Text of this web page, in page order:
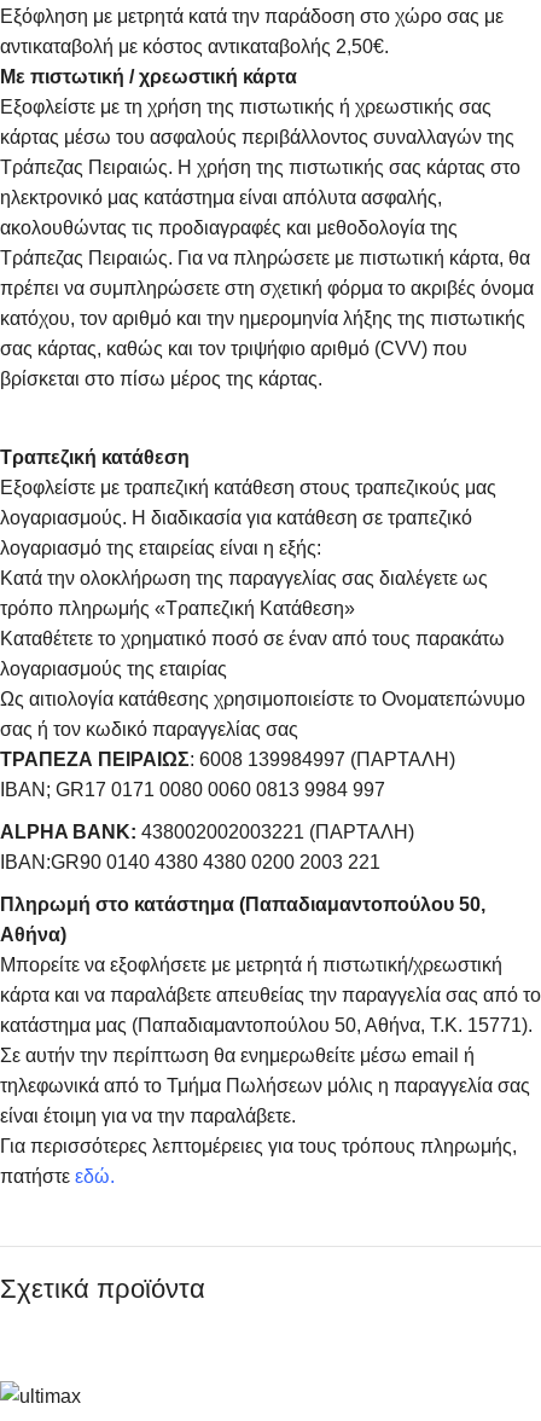
Εξόφληση με μετρητά κατά την παράδοση στο χώρο σας με
αντικαταβολή με κόστος αντικαταβολής 2,50€.
Με πιστωτική / χρεωστική κάρτα
Εξοφλείστε με τη χρήση της πιστωτικής ή χρεωστικής σας
κάρτας μέσω του ασφαλούς περιβάλλοντος συναλλαγών της
Τράπεζας Πειραιώς. Η χρήση της πιστωτικής σας κάρτας στο
ηλεκτρονικό μας κατάστημα είναι απόλυτα ασφαλής,
ακολουθώντας τις προδιαγραφές και μεθοδολογία της
Τράπεζας Πειραιώς. Για να πληρώσετε με πιστωτική κάρτα, θα
πρέπει να συμπληρώσετε στη σχετική φόρμα το ακριβές όνομα
κατόχου, τον αριθμό και την ημερομηνία λήξης της πιστωτικής
σας κάρτας, καθώς και τον τριψήφιο αριθμό (CVV) που
βρίσκεται στο πίσω μέρος της κάρτας.
Τραπεζική κατάθεση
Εξοφλείστε με τραπεζική κατάθεση στους τραπεζικούς μας
λογαριασμούς. Η διαδικασία για κατάθεση σε τραπεζικό
λογαριασμό της εταιρείας είναι η εξής:
Κατά την ολοκλήρωση της παραγγελίας σας διαλέγετε ως
τρόπο πληρωμής «Τραπεζική Κατάθεση»
Καταθέτετε το χρηματικό ποσό σε έναν από τους παρακάτω
λογαριασμούς της εταιρίας
Ως αιτιολογία κατάθεσης χρησιμοποιείστε το Ονοματεπώνυμο
σας ή τον κωδικό παραγγελίας σας
ΤΡΑΠΕΖΑ ΠΕΙΡΑΙΩΣ: 6008 139984997 (ΠΑΡΤΑΛΗ)
IBAN; GR17 0171 0080 0060 0813 9984 997
ALPHA BANK: 438002002003221 (ΠΑΡΤΑΛΗ)
IBAN:GR90 0140 4380 4380 0200 2003 221
Πληρωμή στο κατάστημα (Παπαδιαμαντοπούλου 50,
Αθήνα)
Μπορείτε να εξοφλήσετε με μετρητά ή πιστωτική/χρεωστική
κάρτα και να παραλάβετε απευθείας την παραγγελία σας από το
κατάστημα μας (Παπαδιαμαντοπούλου 50, Αθήνα, Τ.Κ. 15771).
Σε αυτήν την περίπτωση θα ενημερωθείτε μέσω email ή
τηλεφωνικά από το Τμήμα Πωλήσεων μόλις η παραγγελία σας
είναι έτοιμη για να την παραλάβετε.
Για περισσότερες λεπτομέρειες για τους τρόπους πληρωμής,
πατήστε εδώ.
Σχετικά προϊόντα